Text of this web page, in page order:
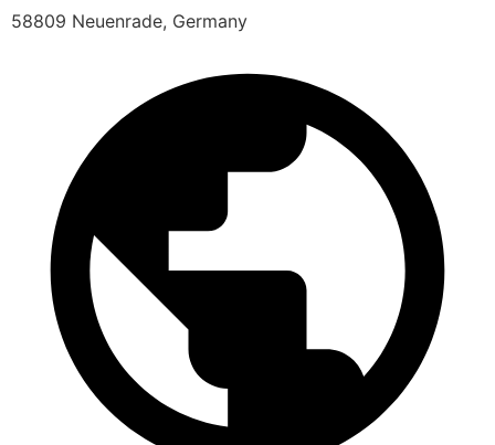
58809 Neuenrade, Germany